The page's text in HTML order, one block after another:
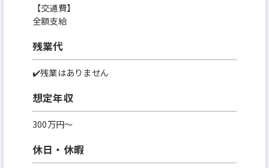
【交通費】
全額支給
残業代
✔️残業はありません
想定年収
300万円〜
休日・休暇